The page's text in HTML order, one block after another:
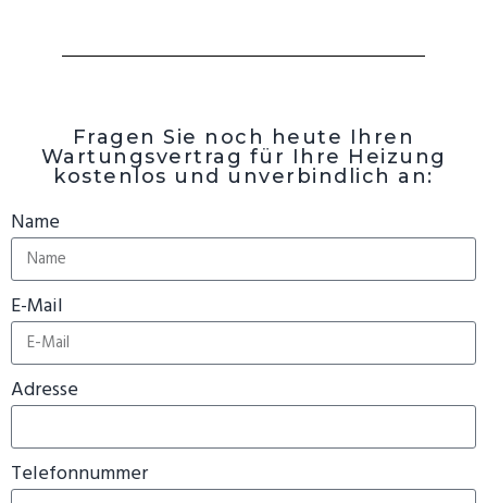
Fragen Sie noch heute Ihren
Wartungsvertrag für Ihre Heizung
kostenlos und unverbindlich an:
Name
E-Mail
Adresse
Telefonnummer